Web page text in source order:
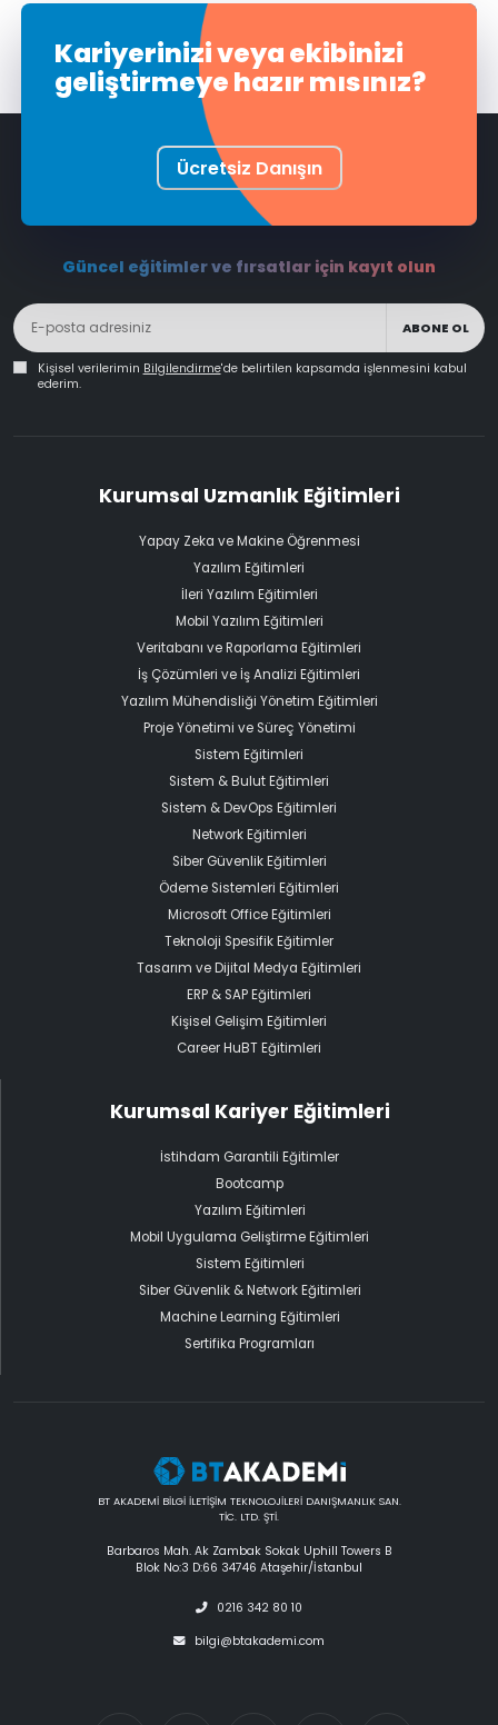
Kariyerinizi veya ekibinizi
geliştirmeye hazır mısınız?
Ücretsiz Danışın
Güncel eğitimler ve fırsatlar için kayıt olun
ABONE OL
Kişisel verilerimin Bilgilendirme'de belirtilen kapsamda işlenmesini kabul
ederim.
Kurumsal Uzmanlık Eğitimleri
Yapay Zeka ve Makine Öğrenmesi
Yazılım Eğitimleri
İleri Yazılım Eğitimleri
Mobil Yazılım Eğitimleri
Veritabanı ve Raporlama Eğitimleri
İş Çözümleri ve İş Analizi Eğitimleri
Yazılım Mühendisliği Yönetim Eğitimleri
Proje Yönetimi ve Süreç Yönetimi
Sistem Eğitimleri
Sistem & Bulut Eğitimleri
Sistem & DevOps Eğitimleri
Network Eğitimleri
Siber Güvenlik Eğitimleri
Ödeme Sistemleri Eğitimleri
Microsoft Office Eğitimleri
Teknoloji Spesifik Eğitimler
Tasarım ve Dijital Medya Eğitimleri
ERP & SAP Eğitimleri
Kişisel Gelişim Eğitimleri
Career HuBT Eğitimleri
Kurumsal Kariyer Eğitimleri
İstihdam Garantili Eğitimler
Bootcamp
Yazılım Eğitimleri
Mobil Uygulama Geliştirme Eğitimleri
Sistem Eğitimleri
Siber Güvenlik & Network Eğitimleri
Machine Learning Eğitimleri
Sertifika Programları
BT AKADEMİ BİLGİ İLETİŞİM TEKNOLOJİLERİ DANIŞMANLIK SAN.
TİC. LTD. ŞTİ.
Barbaros Mah. Ak Zambak Sokak Uphill Towers B
Blok No:3 D:66 34746 Ataşehir/İstanbul
0216 342 80 10
bilgi@btakademi.com